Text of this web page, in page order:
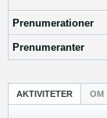
Prenumerationer
Prenumeranter
AKTIVITETER OM